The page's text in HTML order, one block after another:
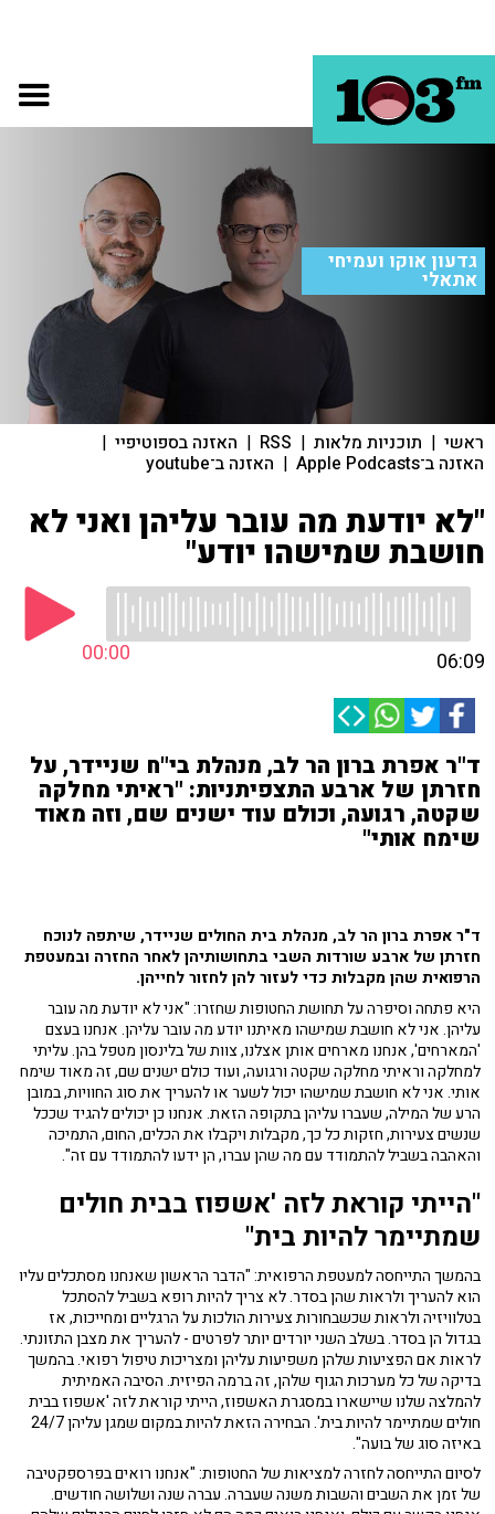
גדעון אוקו ועמיחי
אתאלי
ראשי | תוכניות מלאות |
RSS
| האזנה בספוטיפיי |
האזנה ב־Apple Podcasts | האזנה ב־youtube
"לא יודעת מה עובר עליהן ואני לא
חושבת שמישהו יודע"
00:00 06:09
ד"ר אפרת ברון הר לב, מנהלת בי"ח שניידר, על
חזרתן של ארבע התצפיתניות: "ראיתי מחלקה
שקטה, רגועה, וכולם עוד ישנים שם, וזה מאוד
שימח אותי"
ד"ר אפרת ברון הר לב, מנהלת בית החולים שניידר, שיתפה לנוכח
חזרתן של ארבע שורדות השבי בתחושותיהן לאחר החזרה ובמעטפת
הרפואית שהן מקבלות כדי לעזור להן לחזור לחייהן.
היא פתחה וסיפרה על תחושת החטופות שחזרו: "אני לא יודעת מה עובר
עליהן. אני לא חושבת שמישהו מאיתנו יודע מה עובר עליהן. אנחנו בעצם
'המארחים', אנחנו מארחים אותן אצלנו, צוות של בלינסון מטפל בהן. עליתי
למחלקה וראיתי מחלקה שקטה ורגועה, ועוד כולם ישנים שם, זה מאוד שימח
אותי. אני לא חושבת שמישהו יכול לשער או להעריך את סוג החוויות, במובן
הרע של המילה, שעברו עליהן בתקופה הזאת. אנחנו כן יכולים להגיד שככל
שנשים צעירות, חזקות כל כך, מקבלות ויקבלו את הכלים, החום, התמיכה
והאהבה בשביל להתמודד עם מה שהן עברו, הן ידעו להתמודד עם זה".
"הייתי קוראת לזה 'אשפוז בבית חולים
שמתיימר להיות בית"
בהמשך התייחסה למעטפת הרפואית: "הדבר הראשון שאנחנו מסתכלים עליו
הוא להעריך ולראות שהן בסדר. לא צריך להיות רופא בשביל להסתכל
בטלוויזיה ולראות שכשבחורות צעירות הולכות על הרגליים ומחייכות, אז
בגדול הן בסדר. בשלב השני יורדים יותר לפרטים - להעריך את מצבן התזונתי.
לראות אם הפציעות שלהן משפיעות עליהן ומצריכות טיפול רפואי. בהמשך
בדיקה של כל מערכות הגוף שלהן, זה ברמה הפיזית. הסיבה האמיתית
להמלצה שלנו שיישארו במסגרת האשפוז, הייתי קוראת לזה 'אשפוז בבית
חולים שמתיימר להיות בית'. הבחירה הזאת להיות במקום שמגן עליהן 24/7
באיזה סוג של בועה".
לסיום התייחסה לחזרה למציאות של החטופות: "אנחנו רואים בפרספקטיבה
של זמן את השבים והשבות משנה שעברה. עברה שנה ושלושה חודשים.